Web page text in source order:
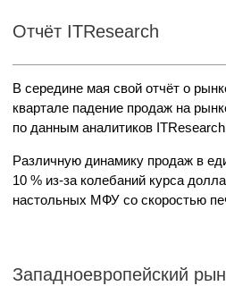
Отчёт ITResearch
В середине мая свой отчёт о
квартале падение продаж на
по данным аналитиков
Различную динамику продаж в
10 % из-за колебаний курса
настольных МФУ со скоростью
Западноевропейский